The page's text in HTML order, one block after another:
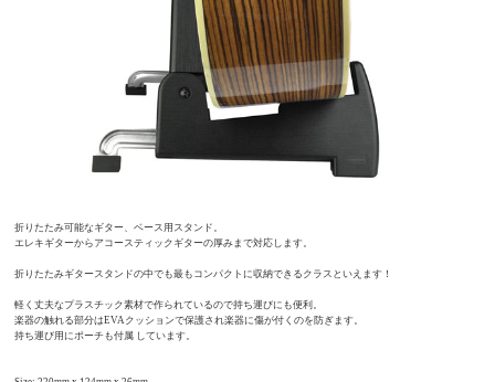
折りたたみ可能なギター、ベース用スタンド。
エレキギターからアコースティックギターの厚みまで対応します。
折りたたみギタースタンドの中でも最もコンパクトに収納できるクラスといえます！
軽く丈夫なプラスチック素材で作られているので持ち運びにも便利。
楽器の触れる部分はEVAクッションで保護され楽器に傷が付くのを防ぎます。
持ち運び用にポーチも付属 しています。